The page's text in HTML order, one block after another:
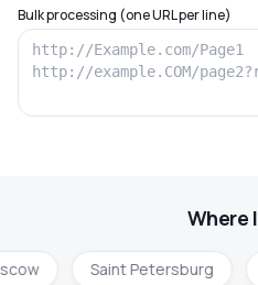
Bulk processing (one URL per line)
Where
Saint Petersburg